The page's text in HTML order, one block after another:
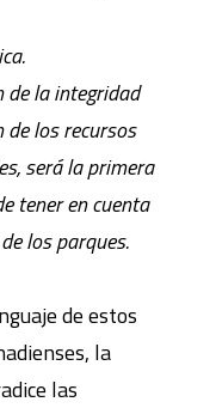
de la integridad
de los recursos
será la primera
tener en cuenta
los parques.
de estos
la
las